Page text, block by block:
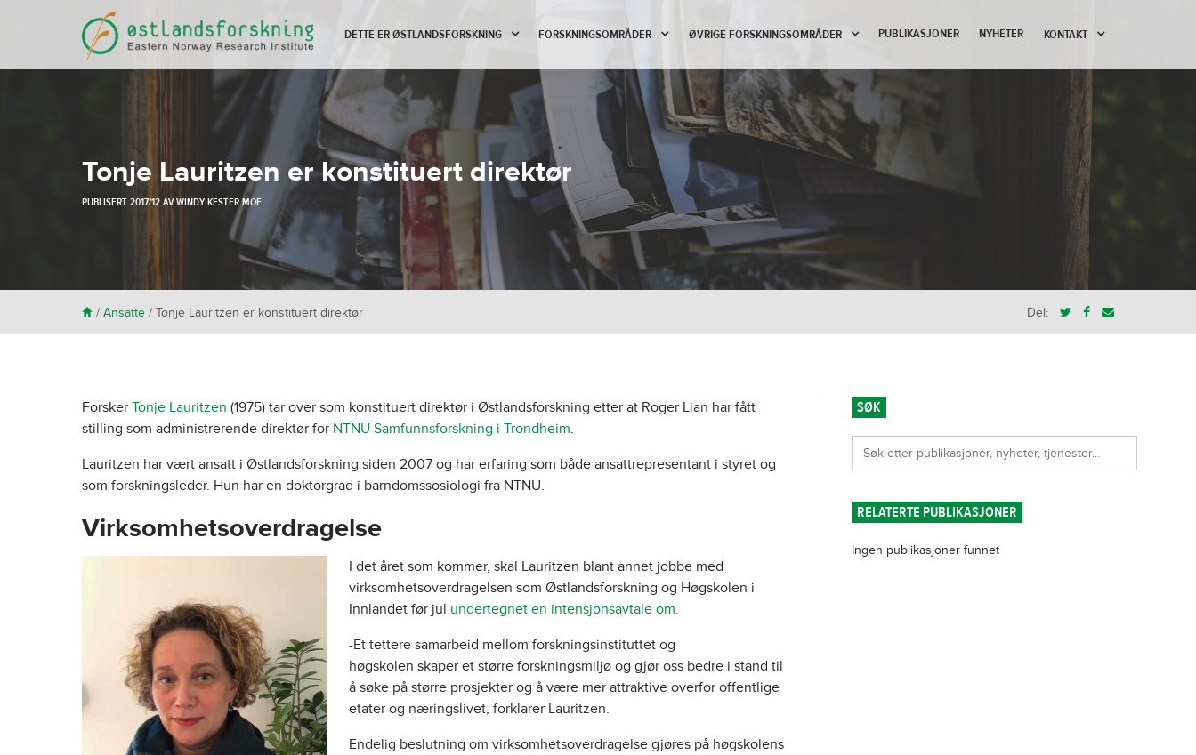
DETTE ER ØSTLANDSFORSKNING FORSKNINGSOMRÅDER ØVRIGE FORSKNINGSOMRÅDER PUBLIKASJONER NYHETER KONTAKT
Tonje Lauritzen er konstituert direktør
PUBLISERT2017/12AVWINDY KESTER MOE
H / Ansatte / Tonje Lauritzen er konstituert direktør Del:
Forsker Tonje Lauritzen (1975) tar over som konstituert direktør i Østlandsforskning etter at Roger Lian har fått
stilling som administrerende direktør for NTNU Samfunnsforskning i Trondheim.
Lauritzen har vært ansatt i Østlandsforskning siden 2007 og har erfaring som både ansattrepresentant i styret og
som forskningsleder. Hun har en doktorgrad i barndomssosiologi fra NTNU.
Virksomhetsoverdragelse
I det året som kommer, skal Lauritzen blant annet jobbe med
virksomhetsoverdragelsen som Østlandsforskning og Høgskolen i
Innlandet før jul undertegnet en intensjonsavtale om.
-Et tettere samarbeid mellom forskningsinstituttet og
høgskolen skaper et større forskningsmiljø og gjør oss bedre i stand til
å søke på større prosjekter og å være mer attraktive overfor offentlige
etater og næringslivet, forklarer Lauritzen.
Endelig beslutning om virksomhetsoverdragelse gjøres på høgskolens
SØK
RELATERTE PUBLIKASJONER
Ingen publikasjoner funnet